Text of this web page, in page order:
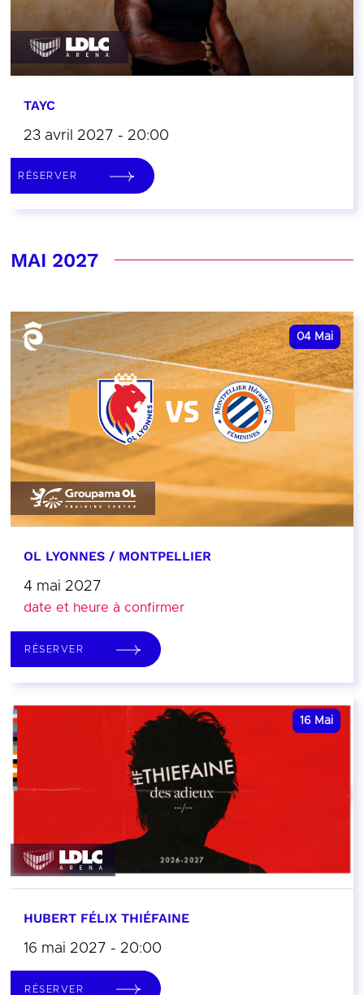
TAYC
23 avril 2027 - 20:00
RÉSERVER
MAI 2027
04 Mai
OL LYONNES / MONTPELLIER
4 mai 2027
date et heure à confirmer
RÉSERVER
16 Mai
HUBERT FÉLIX THIÉFAINE
16 mai 2027 - 20:00
RÉSERVER